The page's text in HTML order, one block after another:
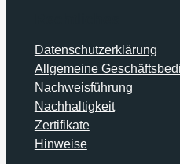
Datenschutzerklärung
Allgemeine
Nachweisführung
Nachhaltigkeit
Zertifikate
Hinweise